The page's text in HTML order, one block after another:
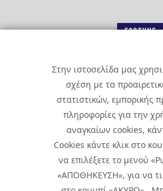
Στην ιστοσελίδα μας
σχέση με τα
στατιστικών, εμπορικής
πληροφορίες για την
αναγκαίων cookies,
Cookies κάντε κλικ στο
να επιλέξετε το μενού
«ΑΠΟΘΗΚΕΥΣΗ», για να
Copyright © 2026 Infoquest.gr